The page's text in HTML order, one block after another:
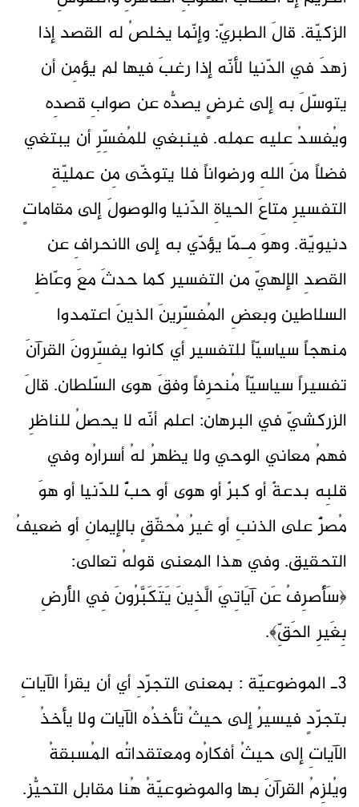
الزكيّة. قالَ الطبريّ: وإنّما يخلصُ له القصد إذا
زهدَ في الدّنيا لأنّه إذا رغبَ فيها لم يؤمِن أن
يتوسّلَ به إلى غرضٍ يصدُّه عن صوابِ قصدِه
ويُفسدُ عليه عمله. فينبغي للمُفسِّرِ أن يبتغي
فضلاً منَ اللهِ ورضواناً فلا يتوخّى مِن عمليّةِ
التفسيرِ متاعَ الحياةِ الدّنيا والوصولَ إلى مقاماتٍ
دنيويّة. وهوَ مِـمّا يؤدّي به إلى الانحرافِ عن
القصدِ الإلهيّ من التفسير كما حدثَ معَ وعّاظِ
السلاطين وبعضِ المُفسِّرينَ الذينَ اعتمدوا
منهجاً سياسيّاً للتفسير أي كانوا يفسِّرونَ القرآنَ
تفسيراً سياسيّاً مُنحرِفاً وفقَ هوى السّلطان. قالَ
الزركشيّ في البرهان: اعلم أنّه لا يحصلُ للناظرِ
فهمُ معاني الوحي ولا يظهرُ لهُ أسرارُه وفي
قلبِه بدعةٌ أو كبرٌ أو هوى أو حبٌّ للدّنيا أو هوَ
مُصرٌّ على الذنبِ أو غيرُ مُحقّقٍ بالإيمانِ أو ضعيفُ
التحقيق. وفي هذا المعنى قولهُ تعالى:
﴿سَأَصرِفُ عَن آيَاتِيَ الَّذِينَ يَتَكَبَّرُونَ فِي الأَرضِ
بِغَيرِ الحَقِّ﴾.
3ـ الموضوعيّة : بمعنى التجرّدِ أي أن يقرأ الآياتِ
بتجرّدٍ فيسيرُ إلى حيثُ تأخذُه الآيات ولا يأخذُ
الآياتِ إلى حيثُ أفكارُه ومعتقداتُه المُسبقةُ
ويُلزِمُ القرآنَ بها والموضوعيّةُ هُنا مقابل التحيُّز.